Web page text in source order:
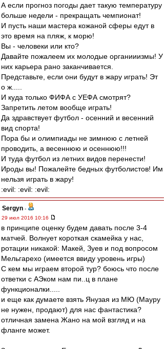
А если прогноз погоды дает такую температуру
больше недели - прекращать чемпионат!
И пусть наши мастера кожаной сферы едут в
это время на пляж, к морю!
Вы - человеки или кто?
Давайте пожалеем их молодые органииизмы! У
них карьера рано заканчивается.
Представьте, если они будут в жару играть! Эт
о ж.....
И куда только ФИФА с УЕФА смотрят?
Запретить летом вообще играть!
Да здравствует футбол - осенний и весенний
вид спорта!
Пора бы и олимпиады не зимнюю с летней
проводить, а весеннюю и осеннюю!!!
И туда футбол из летних видов перенести!
Ироды вы! Пожалейте бедных футболистов! Им
нельзя играть в жару!
:evil: :evil: :evil:
Sergyn -
29 июл 2016 10:16
в принципе оценку будем давать после 3-4
матчей. Волнует короткая скамейка у нас,
ротации никакой: Макей, Зуев и под вопросом
Мельгарехо (имеется ввиду уровень игры)
С кем мы играем второй тур? боюсь что после
ответки с АЭком нам пи..ц в плане
функционалки.....
и еще как думаете взять Янузая из МЮ (Мауру
не нужен, продают) для нас фантастика?
отличная замена Жано на мой взгляд и на
фланге может.